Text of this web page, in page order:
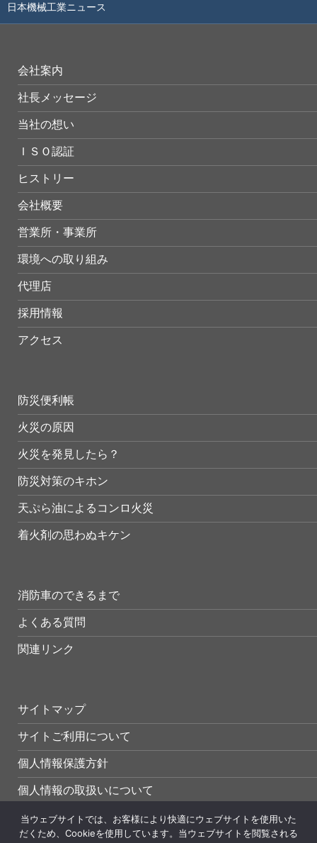
日本機械工業ニュース
会社案内
社長メッセージ
当社の想い
ＩＳＯ認証
ヒストリー
会社概要
営業所・事業所
環境への取り組み
代理店
採用情報
アクセス
防災便利帳
火災の原因
火災を発見したら？
防災対策のキホン
天ぷら油によるコンロ火災
着火剤の思わぬキケン
消防車のできるまで
よくある質問
関連リンク
サイトマップ
サイトご利用について
個人情報保護方針
個人情報の取扱いについて
当ウェブサイトでは、お客様により快適にウェブサイトを使用いた
だくため、Cookieを使用しています。当ウェブサイトを閲覧される